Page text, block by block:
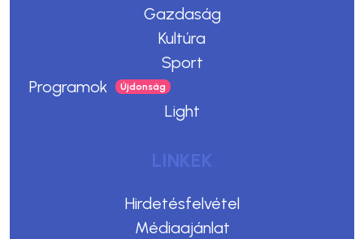
Gazdaság
Kultúra
Sport
Programok
Light
LINKEK
Hirdetésfelvétel
Médiaajánlat